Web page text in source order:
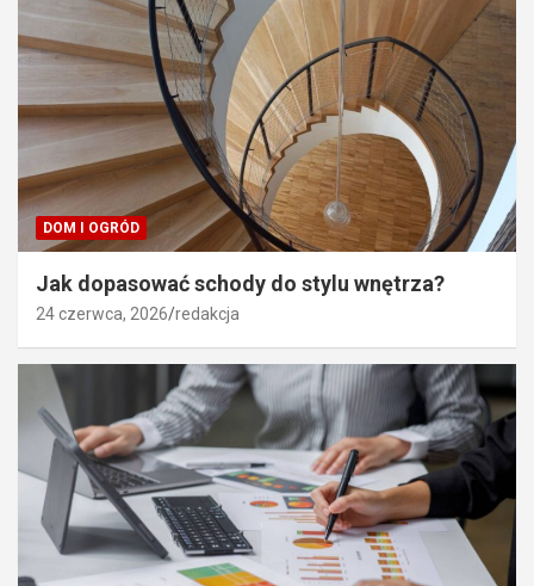
DOM I OGRÓD
Jak dopasować schody do stylu wnętrza?
24 czerwca, 2026 redakcja